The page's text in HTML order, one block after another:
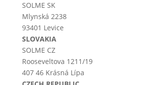
SOLME SK
Mlynská 2238
93401 Levice
SLOVAKIA
SOLME CZ
Rooseveltova 1211/19
407 46 Krásná Lípa